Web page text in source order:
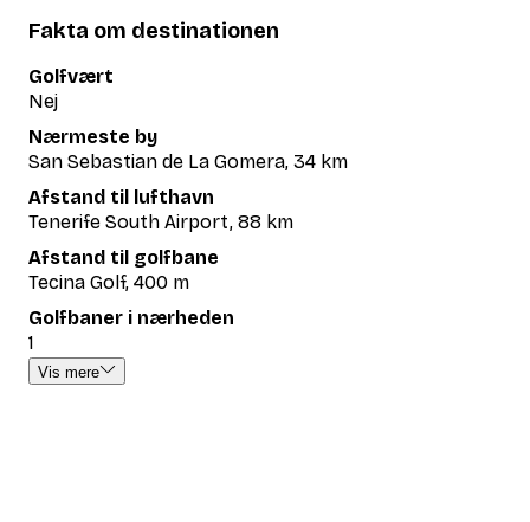
Fakta om destinationen
Golfvært
Nej
Nærmeste by
San Sebastian de La Gomera, 34 km
Afstand til lufthavn
Tenerife South Airport, 88 km
Afstand til golfbane
Tecina Golf, 400 m
Golfbaner i nærheden
1
Vis mere